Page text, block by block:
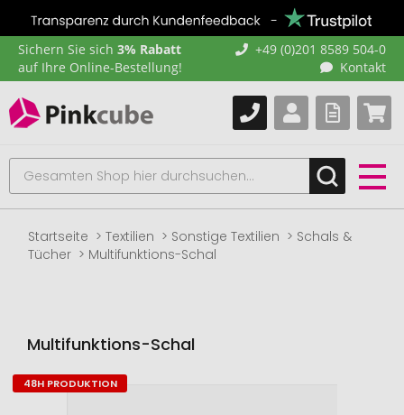
Sichern Sie sich 3% Rabatt
auf Ihre Online-Bestellung!
+49 (0)201 8589 504-0
Kontakt
Startseite Textilien Sonstige Textilien
Schals &
Tücher
Multifunktions-Schal
Multifunktions-Schal
Zum
48H PRODUKTION